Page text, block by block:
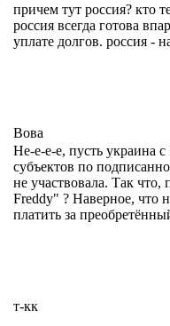
причем тут россия? кто
россия всегда готова
уплате долгов. россия -
Вова
Не-е-е-е, пусть украина
субъектов по
не участвовала. Так
Freddy" ? Наверное, что
платить за
т-кк